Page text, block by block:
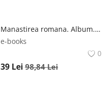
Manastirea romana. Album. Editie bilingva Corint
e-books
0
39 Lei 98,84Lei